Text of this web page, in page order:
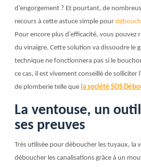
d’engorgement ? Et pourtant, de
recours à cette astuce simple pour
Pour encore plus d’efficacité, vous pouvez
du vinaigre. Cette solution va dissoudre le
technique ne fonctionnera pas si le
ce cas, il est vivement conseillé de solliciter
de plomberie telle que la société SOS
La ventouse, un
ses preuves
Très utilisée pour déboucher les tuyaux, la
déboucher les canalisations grâce à un